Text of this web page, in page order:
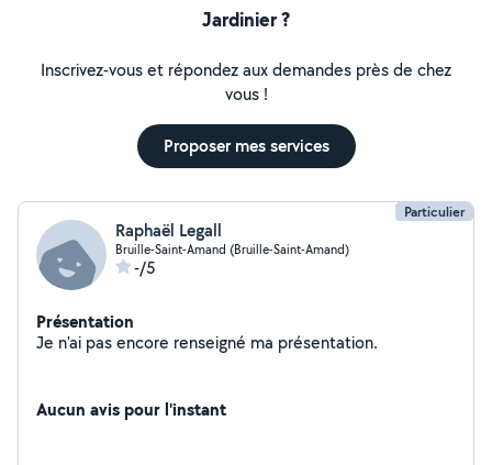
Jardinier ?
Inscrivez-vous et répondez aux demandes près de chez
vous !
Proposer mes services
Particulier
Raphaël Legall
Bruille-Saint-Amand (Bruille-Saint-Amand)
-/5
Présentation
Je n'ai pas encore renseigné ma présentation.
Aucun avis pour l'instant